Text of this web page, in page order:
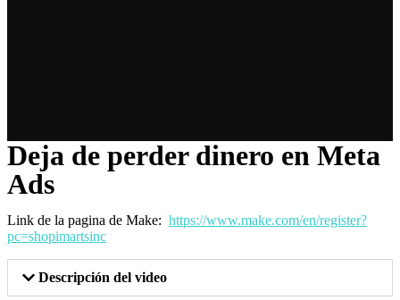
Deja de perder dinero en Meta
Ads
Link de la pagina de Make: https://www.make.com/en/register?
pc=shopimartsinc
Descripción del video